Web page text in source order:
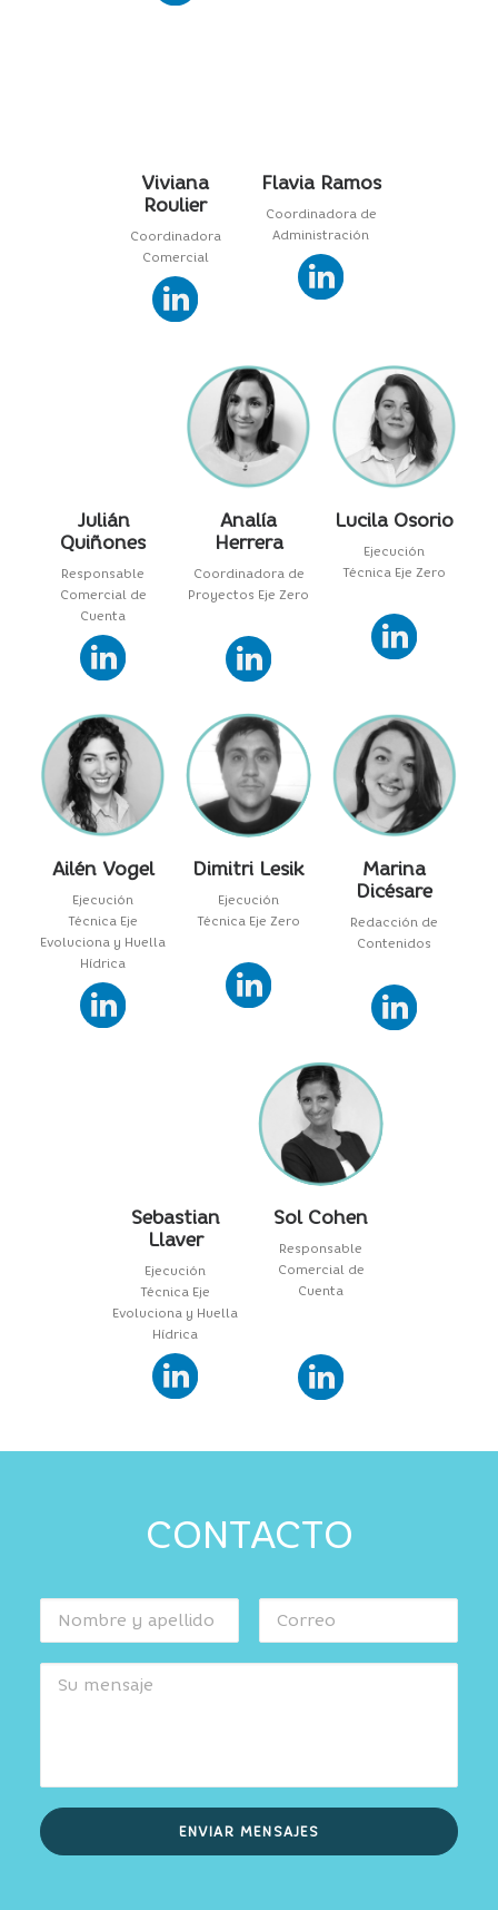
Viviana
Roulier
Coordinadora
Comercial
Flavia Ramos
Coordinadora de
Administración
Julián
Quiñones
Responsable
Comercial de
Cuenta
Analía
Herrera
Coordinadora de
Proyectos Eje Zero
Lucila Osorio
Ejecución
Técnica Eje Zero
Ailén Vogel
Ejecución
Técnica Eje
Evoluciona y Huella
Hídrica
Dimitri Lesik
Ejecución
Técnica Eje Zero
Marina
Dicésare
Redacción de
Contenidos
Sebastian
Llaver
Ejecución
Técnica Eje
Evoluciona y Huella
Hídrica
Sol Cohen
Responsable
Comercial de
Cuenta
CONTACTO